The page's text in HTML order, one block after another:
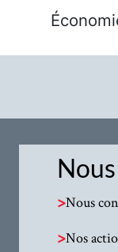
>Nous
>Nos